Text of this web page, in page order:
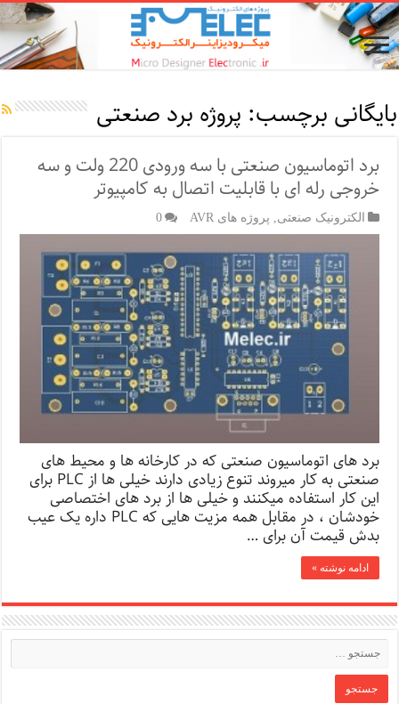
بایگانی برچسب: پروژه برد صنعتی
برد اتوماسیون صنعتی با سه ورودی 220 ولت و سه
خروجی رله ای با قابلیت اتصال به کامپیوتر
الکترونیک صنعتی پروژه های AVR 0
برد های اتوماسیون صنعتی که در کارخانه ها و محیط های
صنعتی به کار میروند تنوع زیادی دارند خیلی ها از PLC برای
این کار استفاده میکنند و خیلی ها از برد های اختصاصی
خودشان ، در مقابل همه مزیت هایی که PLC داره یک عیب
بدش قیمت آن برای …
ادامه نوشته »